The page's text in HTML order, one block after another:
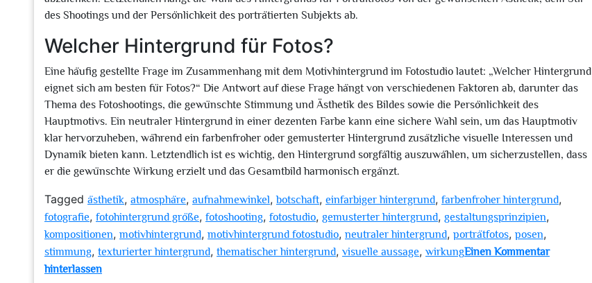
des Shootings und der Persönlichkeit des porträtierten Subjekts ab.
Welcher Hintergrund für Fotos?
Eine häufig gestellte Frage im Zusammenhang mit dem Motivhintergrund im Fotostudio lautet: „Welcher Hintergrund
eignet sich am besten für Fotos?“ Die Antwort auf diese Frage hängt von verschiedenen Faktoren ab, darunter das
Thema des Fotoshootings, die gewünschte Stimmung und Ästhetik des Bildes sowie die Persönlichkeit des
Hauptmotivs. Ein neutraler Hintergrund in einer dezenten Farbe kann eine sichere Wahl sein, um das Hauptmotiv
klar hervorzuheben, während ein farbenfroher oder gemusterter Hintergrund zusätzliche visuelle Interessen und
Dynamik bieten kann. Letztendlich ist es wichtig, den Hintergrund sorgfältig auszuwählen, um sicherzustellen, dass
er die gewünschte Wirkung erzielt und das Gesamtbild harmonisch ergänzt.
Tagged ästhetik, atmosphäre, aufnahmewinkel,botschaft, einfarbiger hintergrund, farbenfroher hintergrund,
fotografie, fotohintergrund größe, fotoshooting, fotostudio, gemusterter hintergrund, gestaltungsprinzipien,
kompositionen, motivhintergrund, motivhintergrund fotostudio, neutraler hintergrund, porträtfotos, posen,
stimmung, texturierter hintergrund, thematischer hintergrund, visuelle aussage, wirkungEinen Kommentar
hinterlassenzu